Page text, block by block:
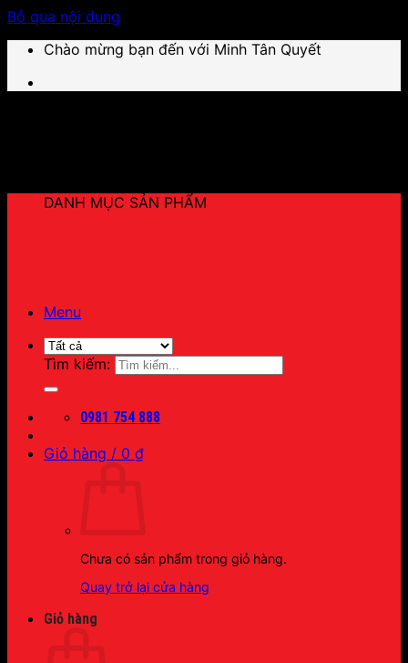
Bỏ qua nội dung
Chào mừng bạn đến với Minh Tân Quyết
Menu
Tìm kiếm:
0981 754 888
Giỏ hàng / 0 ₫
Chưa có sản phẩm trong giỏ hàng.
Quay trở lại cửa hàng
Giỏ hàng
DANH MỤC SẢN PHẨM